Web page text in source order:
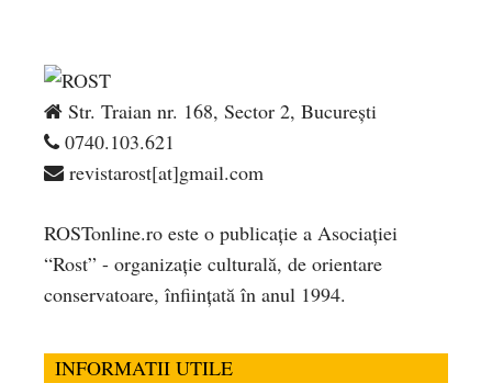
Str. Traian nr. 168, Sector 2, București
0740.103.621
revistarost[at]gmail.com
ROSTonline.ro este o publicaţie a Asociaţiei
“Rost” - organizaţie culturală, de orientare
conservatoare, înfiinţată în anul 1994.
INFORMATII UTILE